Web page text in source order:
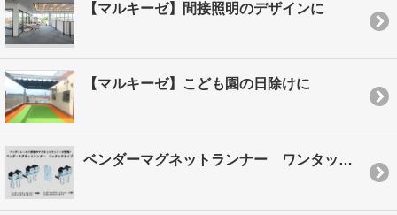
【マルキーゼ】間接照明のデザインに
【マルキーゼ】こども園の日除けに
ベンダーマグネットランナー ワンタッチタイプ